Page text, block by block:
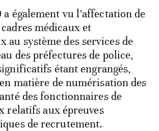
a également vu l’affectation de
médicaux et
au système des services de
des préfectures de police,
étant engrangés,
matière de numérisation des
des fonctionnaires de
relatifs aux épreuves
de recrutement.